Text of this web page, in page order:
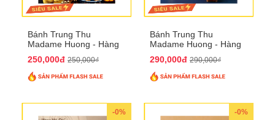
Bánh Trung Thu
Madame Huong - Hàng
250,000đ 250,000₫
Bánh Trung Thu
Madame Huong - Hàng
290,000đ 290,000₫
-0% -0%